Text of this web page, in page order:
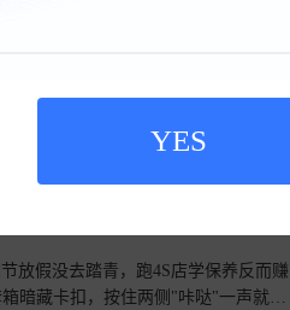
YES
长安逸动plus的一些良好习惯。 首
打开空调，这样子当我们走到车子旁
芯呢，主要是起到滤除杂质的作用，
预留好安全距离，提前进行一个点
[_LinkTopic:新款长安逸动上市 补贴
放假没去踏青，跑4S店学保养反而赚
暗藏卡扣，按住两侧"咔哒"一声就能